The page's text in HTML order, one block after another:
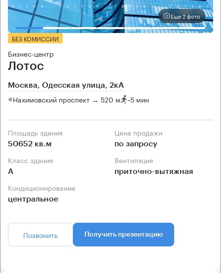
Еще 2 фото
БЕЗ КОМИССИИ
Бизнес-центр
Лотос
Москва, Одесская улица, 2кА
Нахимовский проспект → 520 м ~5 мин
Площадь здания
50652 кв.м
Цена продажи
по запросу
Класс здания
А
Вентиляция
приточно-вытяжная
Кондиционирование
центральное
Позвонить Получить презентацию